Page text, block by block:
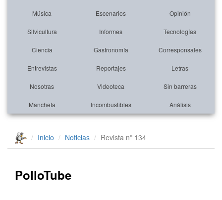
Música Escenarios Opinión
Silvicultura Informes Tecnologías
Ciencia Gastronomía Corresponsales
Entrevistas Reportajes Letras
Nosotras Videoteca Sin barreras
Mancheta Incombustibles Análisis
Inicio Noticias Revista nº 134
PolloTube